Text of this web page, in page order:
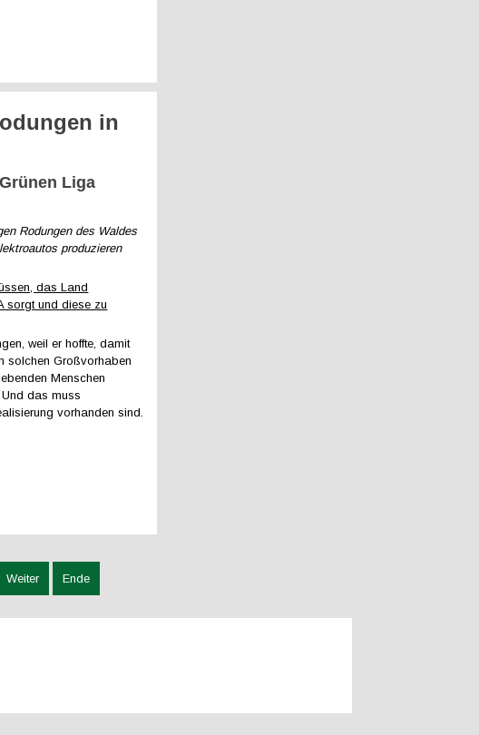
in
Liga
Rodungen des Waldes
produzieren
das Land
sorgt und diese zu
weil er hoffte, damit
solchen Großvorhaben
Menschen
Und das muss
vorhanden sind.
Weiter Ende